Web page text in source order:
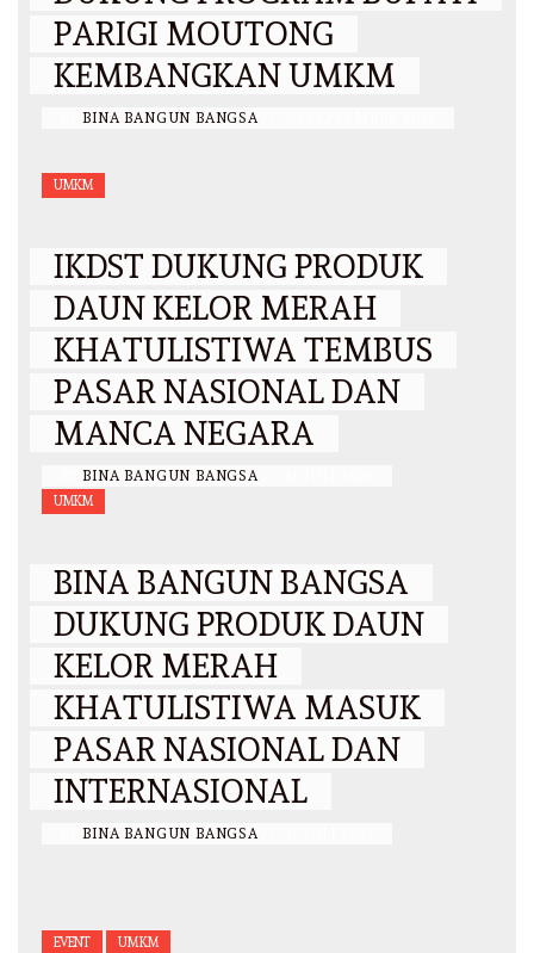
PARIGI MOUTONG
KEMBANGKAN UMKM
BINA BANGUN BANGSA
UMKM
IKDST DUKUNG PRODUK
DAUN KELOR MERAH
KHATULISTIWA TEMBUS
PASAR NASIONAL DAN
MANCA NEGARA
BINA BANGUN BANGSA
UMKM
BINA BANGUN BANGSA
DUKUNG PRODUK DAUN
KELOR MERAH
KHATULISTIWA MASUK
PASAR NASIONAL DAN
INTERNASIONAL
BINA BANGUN BANGSA
EVENT UMKM